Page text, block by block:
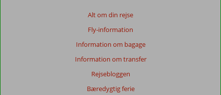
Alt om din rejse
Fly-information
Information om bagage
Information om transfer
Rejsebloggen
Bæredygtig ferie